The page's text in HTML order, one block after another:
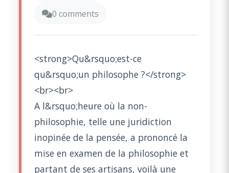
0 comments
<strong>Qu&rsquo;est-ce
qu&rsquo;un philosophe ?</strong>
<br><br>
A l&rsquo;heure où la non-
philosophie, telle une juridiction
inopinée de la pensée, a prononcé la
mise en examen de la philosophie et
partant de ses artisans, voilà une